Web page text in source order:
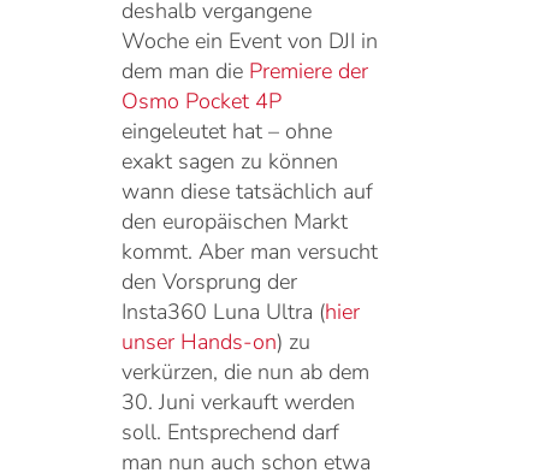
deshalb vergangene
Woche ein Event von DJI in
dem man die Premiere der
Osmo Pocket 4P
eingeleutet hat – ohne
exakt sagen zu können
wann diese tatsächlich auf
den europäischen Markt
kommt. Aber man versucht
den Vorsprung der
Insta360 Luna Ultra (hier
unser Hands-on) zu
verkürzen, die nun ab dem
30. Juni verkauft werden
soll. Entsprechend darf
man nun auch schon etwa